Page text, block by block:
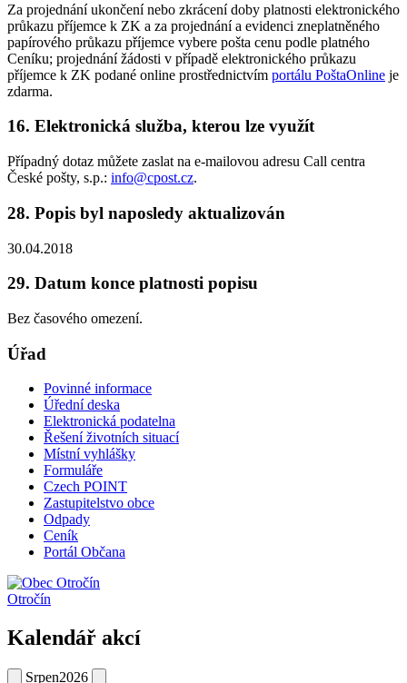
Za projednání ukončení nebo zkrácení doby platnosti elektronického
průkazu příjemce k ZK a za projednání a evidenci zneplatněného
papírového průkazu příjemce vybere pošta cenu podle platného
Ceníku; projednání žádosti v případě elektronického průkazu
příjemce k ZK podané online prostřednictvím portálu PoštaOnline je
zdarma.
16. Elektronická služba, kterou lze využít
Případný dotaz můžete zaslat na e-mailovou adresu Call centra
České pošty, s.p.: info@cpost.cz.
28. Popis byl naposledy aktualizován
30.04.2018
29. Datum konce platnosti popisu
Bez časového omezení.
Úřad
Povinné informace
Úřední deska
Elektronická podatelna
Řešení životních situací
Místní vyhlášky
Formuláře
Czech POINT
Zastupitelstvo obce
Odpady
Ceník
Portál Občana
Otročín
Kalendář akcí
Srpen2026